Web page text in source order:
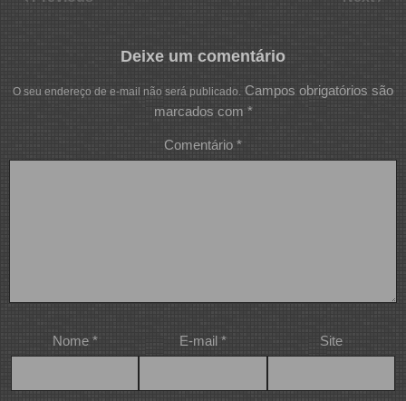
Deixe um comentário
O seu endereço de e-mail não será publicado. Campos obrigatórios são
marcados com *
Comentário *
Nome * E-mail * Site